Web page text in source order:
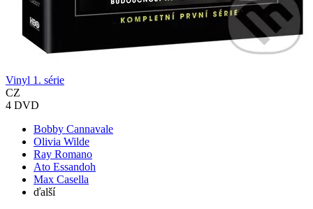
Vinyl 1. série
CZ
4 DVD
Bobby Cannavale
Olivia Wilde
Ray Romano
Ato Essandoh
Max Casella
ďalší